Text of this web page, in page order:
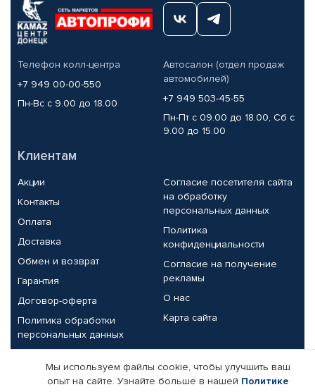
Телефон колл-центра
+7 949 00-00-550
Пн-Вс с 9.00 до 18.00
Автосалон (отдел продаж
автомобилей)
+7 949 503-45-55
Пн-Пт с 09.00 до 18.00, Сб с
9.00 до 15.00
Клиентам
Акции
Контакты
Оплата
Доставка
Обмен и возврат
Гарантия
Договор-оферта
Политика обработки
персональных данных
Согласие посетителя сайта
на обработку
персональных данных
Политика
конфиденциальности
Согласие на получение
рекламы
О нас
Карта сайта
Партнерам
Мы используем файлы cookie, чтобы улучшить ваш
опыт на сайте. Узнайте больше в нашей Политике